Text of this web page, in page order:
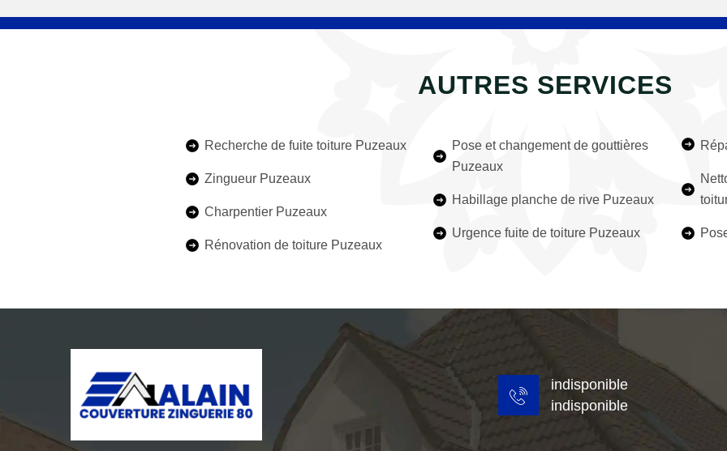
AUTRES SERVICES
Recherche de fuite toiture Puzeaux
Zingueur Puzeaux
Charpentier Puzeaux
Rénovation de toiture Puzeaux
Pose et changement de gouttières
Puzeaux
Habillage planche de rive Puzeaux
Urgence fuite de toiture Puzeaux
indisponible
indisponible